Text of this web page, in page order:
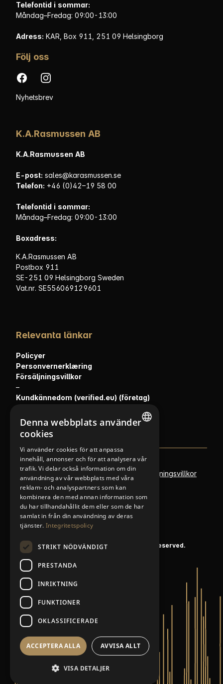
Telefontid i sommar:
Måndag–Fredag: 09:00-13:00
Adress: KAR, Box 911, 251 09 Helsingborg
Följ oss
FacebookInstagram
Nyhetsbrev
K.A.Rasmussen AB
K.A.Rasmussen AB
E-post: sales@karasmussen.se
Telefon: +46 (0)42–19 58 00
Telefontid i sommar:
Måndag–Fredag: 09:00-13:00
Boxadress:
K.A.Rasmussen AB
Postbox 911
SE-251 09 Helsingborg Sweden
Vat.nr. SE556069129601
Relevanta länkar
Policyer
Personvernerklæring
Försäljningsvillkor
–
Kundkännedom (verified.eu) (företag)
Policyer Personvernerklæring Försäljningsvillkor
Om oss Metallkonto
© 2020 K.A. Rasmussen AB. All rights reserved.
FINNISH
ENGLISH
SWEDISH
Denna webbplats använder
cookies
Vi använder cookies för att anpassa
innehåll, annonser och för att analysera vår
trafik. Vi delar också information om din
användning av vår webbplats med våra
reklam- och analyspartners som kan
kombinera den med annan information som
du har tillhandahållit dem eller som de har
samlat in från din användning av deras
tjänster. Integritetspolicy
STRIKT NÖDVÄNDIGT
PRESTANDA
INRIKTNING
FUNKTIONER
OKLASSIFICERADE
ACCEPTERA ALLA AVVISA ALLT
VISA DETALJER